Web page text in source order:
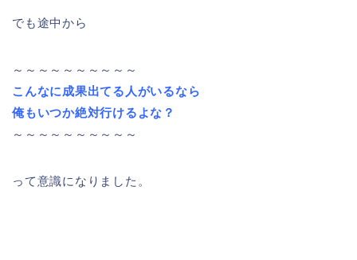
でも途中から
～～～～～～～～～～
こんなに成果出てる人がいるなら
俺もいつか絶対行けるよな？
～～～～～～～～～～
って意識になりました。